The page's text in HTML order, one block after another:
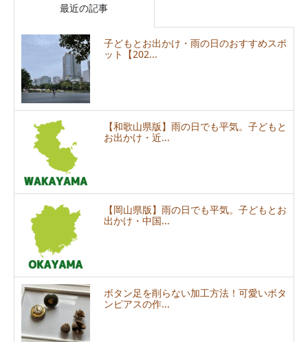
最近の記事
子どもとお出かけ・雨の日のおすすめスポ
ット【202...
【和歌山県版】雨の日でも平気。子どもと
お出かけ・近...
【岡山県版】雨の日でも平気。子どもとお
出かけ・中国...
ボタン足を削らない加工方法！可愛いボタ
ンピアスの作...